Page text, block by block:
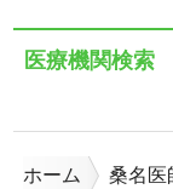
医療機関検索
ホーム
桑名医